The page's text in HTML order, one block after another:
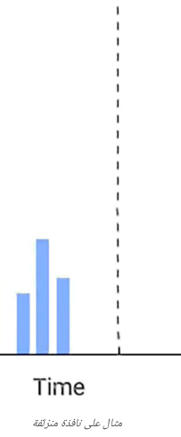
مثال على نافذة منزلقة